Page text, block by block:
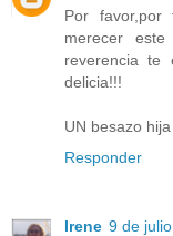
Por favor,por
merecer
reverencia te
delicia!!!
UN besazo
Responder
Irene 9 de